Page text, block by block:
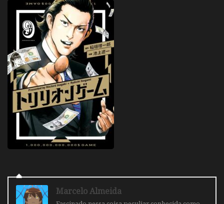
Marcelo Almeida